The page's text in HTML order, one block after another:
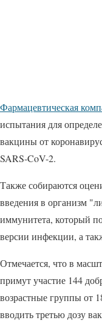
Фармацевтическая
испытания для
вакцины от
SARS-CoV-2.
Также собираются
введения в организм
иммунитета, который
версии инфекции, а
Отмечается, что в
примут участие 144
возрастные группы от
вводить третью дозу